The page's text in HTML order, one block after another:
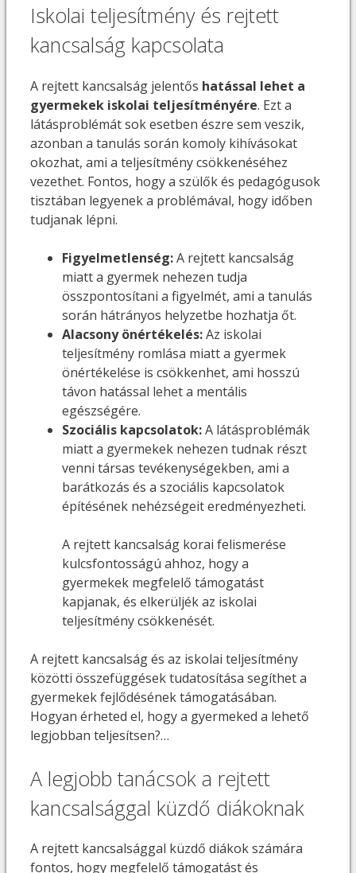
Iskolai teljesítmény és rejtett
kancsalság kapcsolata
A rejtett kancsalság jelentős hatással lehet a
gyermekek iskolai teljesítményére. Ezt a
látásproblémát sok esetben észre sem veszik,
azonban a tanulás során komoly kihívásokat
okozhat, ami a teljesítmény csökkenéséhez
vezethet. Fontos, hogy a szülők és pedagógusok
tisztában legyenek a problémával, hogy időben
tudjanak lépni.
Figyelmetlenség:A rejtett kancsalság
miatt a gyermek nehezen tudja
összpontosítani a figyelmét, ami a tanulás
során hátrányos helyzetbe hozhatja őt.
Alacsony önértékelés:Az iskolai
teljesítmény romlása miatt a gyermek
önértékelése is csökkenhet, ami hosszú
távon hatással lehet a mentális
egészségére.
Szociális kapcsolatok:A látásproblémák
miatt a gyermekek nehezen tudnak részt
venni társas tevékenységekben, ami a
barátkozás és a szociális kapcsolatok
építésének nehézségeit eredményezheti.
A rejtett kancsalság korai felismerése
kulcsfontosságú ahhoz, hogy a
gyermekek megfelelő támogatást
kapjanak, és elkerüljék az iskolai
teljesítmény csökkenését.
A rejtett kancsalság és az iskolai teljesítmény
közötti összefüggések tudatosítása segíthet a
gyermekek fejlődésének támogatásában.
Hogyan érheted el, hogy a gyermeked a lehető
legjobban teljesítsen?…
A legjobb tanácsok a rejtett
kancsalsággal küzdő diákoknak
A rejtett kancsalsággal küzdő diákok számára
fontos, hogy megfelelő támogatást és